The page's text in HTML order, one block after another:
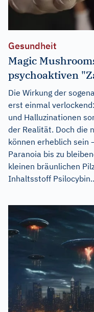
Gesundheit
Magic
psychoaktiven
Die Wirkung der
erst einmal
und Halluzinationen
der Realität. Doch die
können erheblich sein
Paranoia bis zu
kleinen bräunlichen
Inhaltsstoff